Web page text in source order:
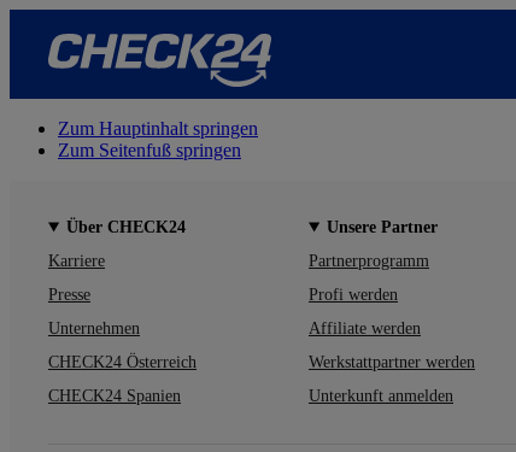
Zum Hauptinhalt springen
Zum Seitenfuß springen
Über CHECK24
Karriere
Presse
Unternehmen
CHECK24 Österreich
CHECK24 Spanien
Unsere Partner
Partnerprogramm
Profi werden
Affiliate werden
Werkstattpartner werden
Unterkunft anmelden